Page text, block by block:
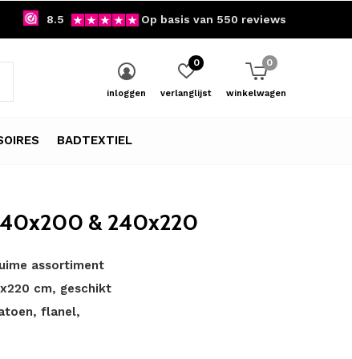
BADTEXTIEL
inloggen verlanglijst
0
winkelwagen
0
8.5 Op basis van 550 reviews
& 240x220
assortiment
cm, geschikt
flanel,